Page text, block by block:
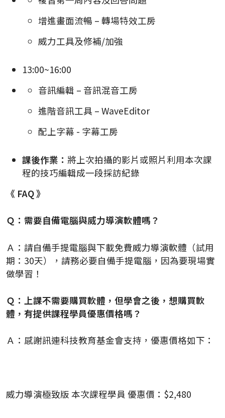
增進畫面流暢 – 轉場特效工房
威力工具及修補/加強
13:00~16:00
音訊編輯 – 音訊混音工房
進階音訊工具 – WaveEditor
配上字幕 - 字幕工房
課後作業： 將上次拍攝的影片或照片利用本次課
程的技巧編輯成一段採訪紀錄
《 FAQ 》
Ｑ：需要自備電腦與威力導演軟體嗎？
Ａ：請自備手提電腦與下載免費威力導演軟體（試用
期：30天），請務必要自備手提電腦，因為要現場實
做學習！
Ｑ：上課不需要購買軟體，但學會之後，想購買軟
體，有提供課程學員優惠價格嗎？
Ａ：感謝訊連科技教育基金會支持，優惠價格如下：
威力導演極致版 本次課程學員 優惠價：$2,480